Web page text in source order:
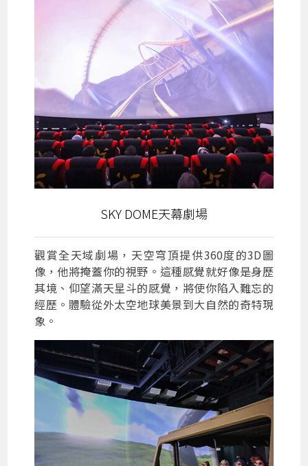
SKY DOME天幕劇場
觀賞全天域劇場，天空穹頂提供360度的3D圖
像，他將掩蓋你的視野。這種感覺就好像是身歷
其境、仰望滿天星斗的感覺，將使你陷入難忘的
經歷。體驗從外太空地球美景到大自然的奇特現
象。